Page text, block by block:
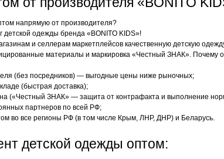
напрямую от производителя?
детской одежды бренда «BONITO KIDS»!
и селлерам маркетплейсов качественную детскую
материалы и маркировка «Честный ЗНАК». Почему
(без посредников) — выгодные цены ниже рыночных;
(быстрая доставка);
(«Честный ЗНАК» — защита от контрафакта и выполнение
партнеров по всей РФ;
во все регионы РФ (в том числе Крым, ЛНР, ДНР) и Беларусь.
детской одежды оптом: